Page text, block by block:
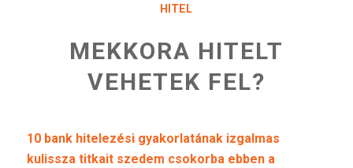
HITEL
MEKKORA HITELT
VEHETEK FEL?
10 bank hitelezési gyakorlatának izgalmas
kulissza titkait szedem csokorba ebben a